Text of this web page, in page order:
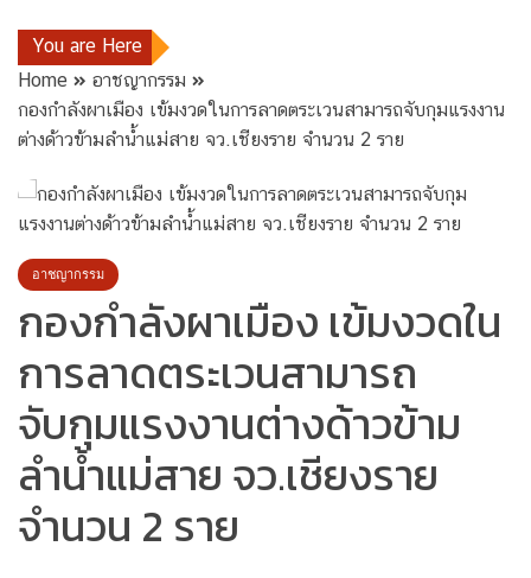
You are Here
Home
อาชญากรรม
กองกำลังผาเมือง เข้มงวดในการลาดตระเวนสามารถจับกุมแรงงาน
ต่างด้าวข้ามลำน้ำแม่สาย จว.เชียงราย จำนวน 2 ราย
อาชญากรรม
กองกำลังผาเมือง เข้มงวดใน
การลาดตระเวนสามารถ
จับกุมแรงงานต่างด้าวข้าม
ลำน้ำแม่สาย จว.เชียงราย
จำนวน 2 ราย